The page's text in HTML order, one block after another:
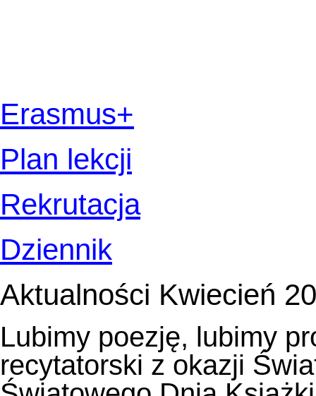
Erasmus+
Plan lekcji
Rekrutacja
Dziennik
Aktualności Kwiecień
Lubimy poezję, lubimy
recytatorski z okazji